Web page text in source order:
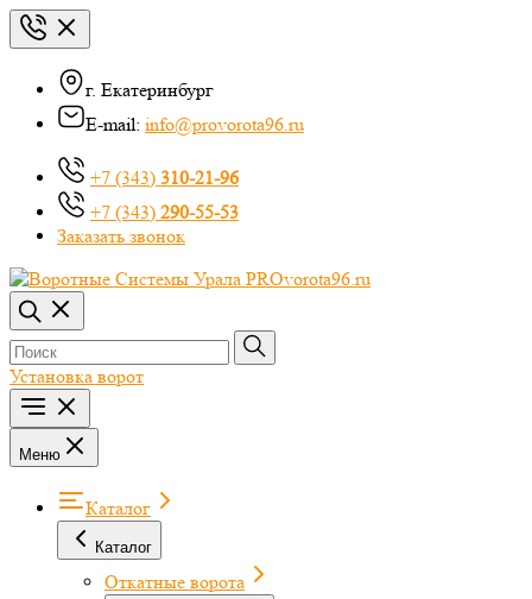
г. Екатеринбург
E-mail: info@provorota96.ru
+7 (343) 310-21-96
+7 (343) 290-55-53
Заказать звонок
Установка ворот
Меню
Каталог
Каталог
Откатные ворота